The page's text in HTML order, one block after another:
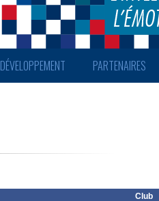
DÉVELOPPEMENT PARTENAIRES
Club